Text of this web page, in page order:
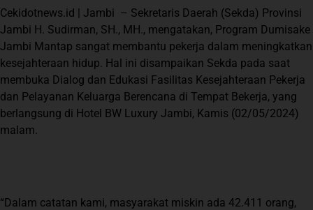
Cekidotnews.id | Jambi – Sekretaris Daerah (Sekda) Provinsi
Jambi H. Sudirman, SH., MH., mengatakan, Program Dumisake
Jambi Mantap sangat membantu pekerja dalam meningkatkan
kesejahteraan hidup. Hal ini disampaikan Sekda pada saat
membuka Dialog dan Edukasi Fasilitas Kesejahteraan Pekerja
dan Pelayanan Keluarga Berencana di Tempat Bekerja, yang
berlangsung di Hotel BW Luxury Jambi, Kamis (02/05/2024)
malam.
“Dalam catatan kami, masyarakat miskin ada 42.411 orang,